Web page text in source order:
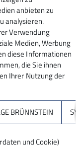
werdet!
anbieten zu
analysieren.
Verwendung
Medien, Werbung
diese Informationen
die Sie ihnen
Ihrer Nutzung der
BRÜNNSTEIN
und Cookie)